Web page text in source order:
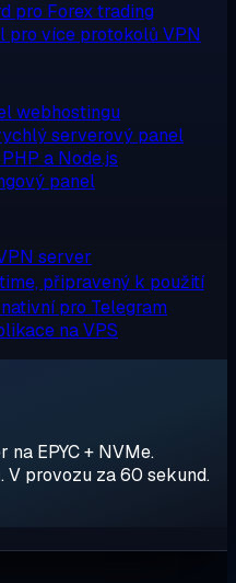
pro Forex trading
pro více protokolů VPN
webhostingu
serverový panel
a Node.js
panel
server
připravený k použití
pro Telegram
na VPS
na EPYC + NVMe.
V provozu za 60 sekund.